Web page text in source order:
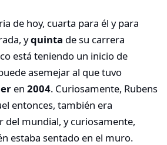
de hoy, cuarta para él y para
yquinta de su carrera
está teniendo un inicio de
asemejar al que tuvo
en 2004. Curiosamente, Rubens
entonces, también era
del mundial, y curiosamente,
estaba sentado en el muro.